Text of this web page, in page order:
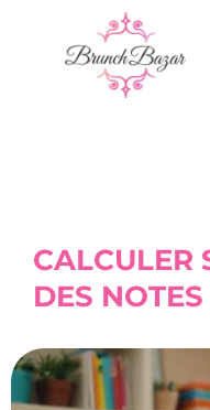
CALCULER
DES